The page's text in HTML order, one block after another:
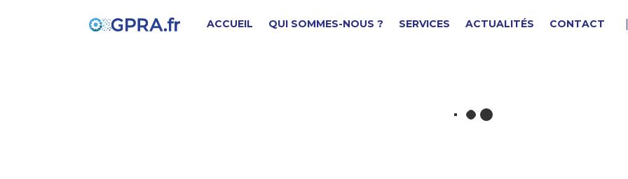
ACCUEIL QUI SOMMES-NOUS ? SERVICES ACTUALITÉS CONTACT